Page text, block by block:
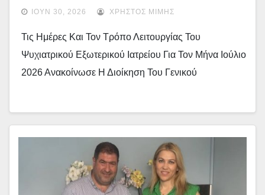
Επικοινωνίας Για Ραντεβού
ΙΟΎΝ 30, 2026 ΧΡΉΣΤΟΣ ΜΊΜΗΣ
Τις Ημέρες Και Τον Τρόπο Λειτουργίας Του
Ψυχιατρικού Εξωτερικού Ιατρείου Για Τον Μήνα Ιούλιο
2026 Ανακοίνωσε Η Διοίκηση Του Γενικού